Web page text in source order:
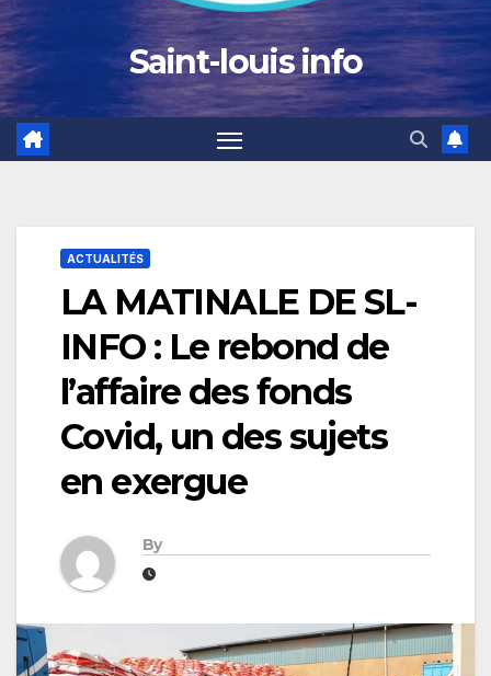
Saint-louis info
ACTUALITÉS
LA MATINALE DE SL-
INFO : Le rebond de
l’affaire des fonds
Covid, un des sujets
en exergue
By